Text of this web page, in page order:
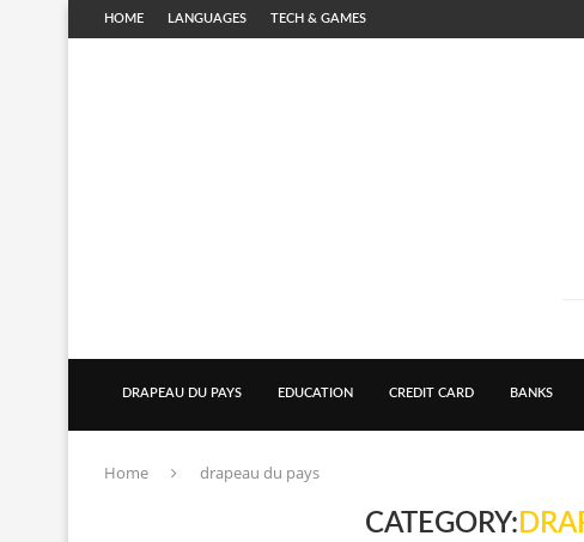
HOME LANGUAGES TECH & GAMES
DRAPEAU DU PAYS EDUCATION CREDIT CARD BANKS
Home drapeau du pays
CATEGORY: